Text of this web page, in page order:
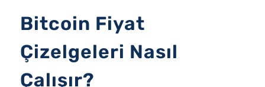
Bitcoin Fiyat
Çizelgeleri Nasıl
Çalışır?